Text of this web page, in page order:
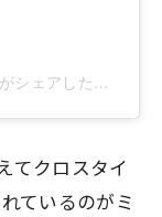
はじめしゃちょー(@hajimesyachodesu)がシェアした投稿
てクロスタイ
ているのがミ